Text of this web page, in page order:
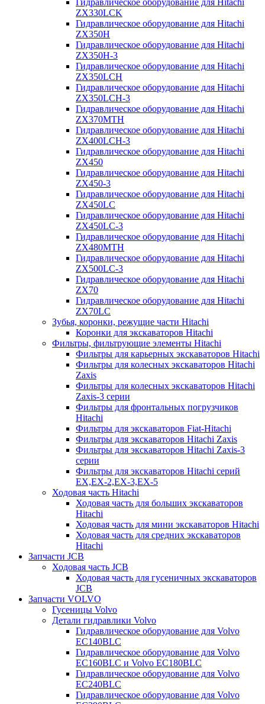
Гидравлическое оборудование для Hitachi
ZX330LCK
Гидравлическое оборудование для Hitachi
ZX350H
Гидравлическое оборудование для Hitachi
ZX350H-3
Гидравлическое оборудование для Hitachi
ZX350LCH
Гидравлическое оборудование для Hitachi
ZX350LCH-3
Гидравлическое оборудование для Hitachi
ZX370MTH
Гидравлическое оборудование для Hitachi
ZX400LCH-3
Гидравлическое оборудование для Hitachi
ZX450
Гидравлическое оборудование для Hitachi
ZX450-3
Гидравлическое оборудование для Hitachi
ZX450LC
Гидравлическое оборудование для Hitachi
ZX450LC-3
Гидравлическое оборудование для Hitachi
ZX480MTH
Гидравлическое оборудование для Hitachi
ZX500LC-3
Гидравлическое оборудование для Hitachi
ZX70
Гидравлическое оборудование для Hitachi
ZX70LC
Зубья, коронки, режущие части Hitachi
Коронки для экскаваторов Hitachi
Фильтры, фильтрующие элементы Hitachi
Фильтры для карьерных экскаваторов Hitachi
Фильтры для колесных экскаваторов Hitachi
Zaxis
Фильтры для колесных экскаваторов Hitachi
Zaxis-3 серии
Фильтры для фронтальных погрузчиков
Hitachi
Фильтры для экскаваторов Fiat-Hitachi
Фильтры для экскаваторов Hitachi Zaxis
Фильтры для экскаваторов Hitachi Zaxis-3
серии
Фильтры для экскаваторов Hitachi серий
EX,EX-2,EX-3,EX-5
Ходовая часть Hitachi
Ходовая часть для больших экскаваторов
Hitachi
Ходовая часть для мини экскаваторов Hitachi
Ходовая часть для средних экскаваторов
Hitachi
Запчасти JCB
Ходовая часть JCB
Ходовая часть для гусеничных экскаваторов
JCB
Запчасти VOLVO
Гусеницы Volvo
Детали гидравлики Volvo
Гидравлическое оборудование для Volvo
EC140BLC
Гидравлическое оборудование для Volvo
EC160BLC и Volvo EC180BLC
Гидравлическое оборудование для Volvo
EC240BLC
Гидравлическое оборудование для Volvo